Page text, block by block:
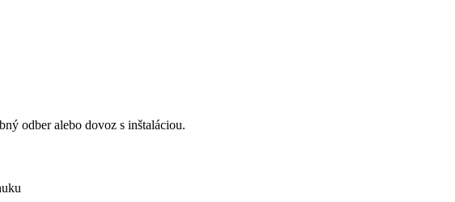
odber alebo dovoz s inštaláciou.